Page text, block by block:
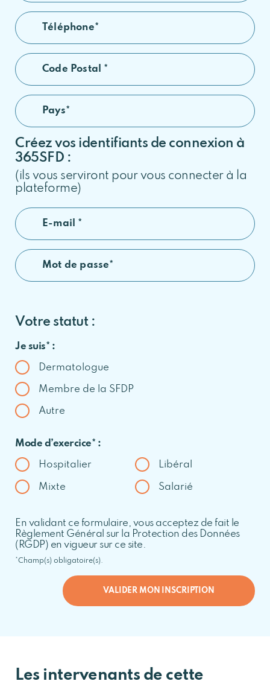
Créez vos identifiants de connexion à
365SFD :
(ils vous serviront pour vous connecter à la
plateforme)
Votre statut :
Je suis* :
Dermatologue
Membre de la SFDP
Autre
Mode d’exercice* :
Hospitalier Libéral
Mixte Salarié
En validant ce formulaire, vous acceptez de fait le
Règlement Général sur la Protection des Données
(RGDP) en vigueur sur ce site.
*Champ(s) obligatoire(s).
VALIDER MON INSCRIPTION
Les intervenants de cette